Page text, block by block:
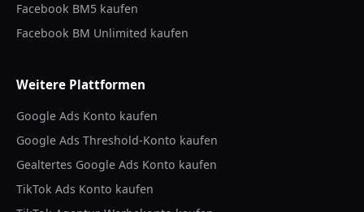
Facebook BM5 kaufen
Facebook BM Unlimited kaufen
Weitere Plattformen
Google Ads Konto kaufen
Google Ads Threshold-Konto kaufen
Gealtertes Google Ads Konto kaufen
TikTok Ads Konto kaufen